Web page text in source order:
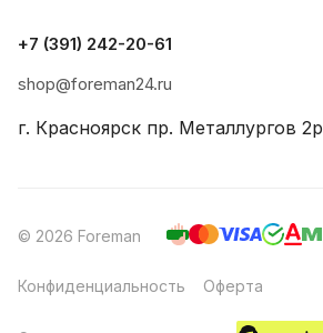
+7 (391) 242-20-61
shop@foreman24.ru
г. Красноярск пр. Металлургов 2р
© 2026 Foreman
Конфиденциальность Оферта